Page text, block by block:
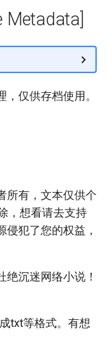
Metadata]
仅供存档使用。
所有，文本仅供个
，想看请去支持
犯了您的权益，
绝沉迷网络小说！
txt等格式。有想